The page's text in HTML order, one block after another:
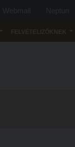
FELVÉTELIZŐKNEK